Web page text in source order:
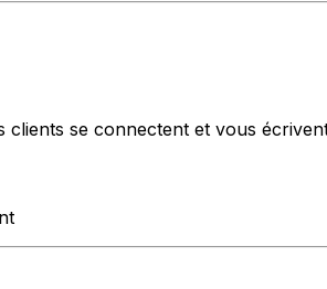
clients se connectent et vous